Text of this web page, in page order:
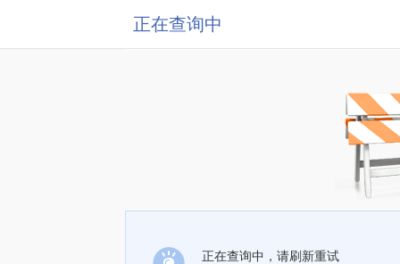
正在查询中
正在查询中，请刷新重试